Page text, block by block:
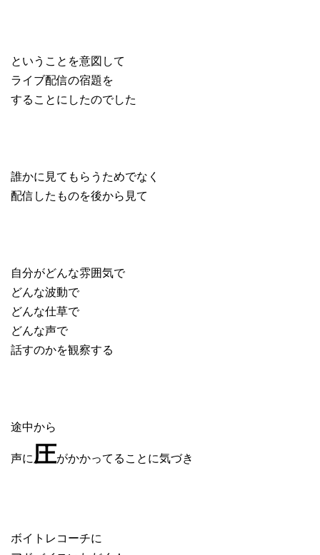
ということを意図して
ライブ配信の宿題を
することにしたのでした
誰かに見てもらうためでなく
配信したものを後から見て
自分がどんな雰囲気で
どんな波動で
どんな仕草で
どんな声で
話すのかを観察する
途中から
声に圧がかかってることに気づき
ボイトレコーチに